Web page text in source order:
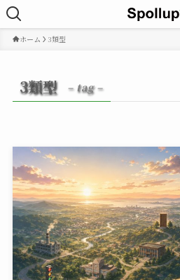
ホーム 3類型
3類型 – tag –